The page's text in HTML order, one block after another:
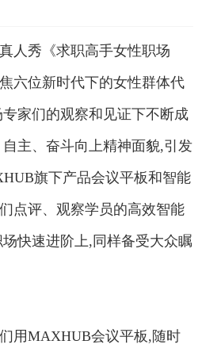
秀《求职高手女性职场
六位新时代下的女性群体代
家们的观察和见证下不断成
主、奋斗向上精神面貌,引发
旗下产品会议平板和智能
点评、观察学员的高效智能
快速进阶上,同样备受大众瞩
MAXHUB会议平板,随时